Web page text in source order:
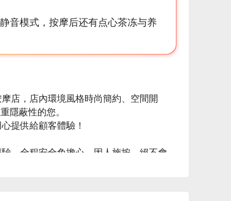
音模式，按摩后还有点心茶冻与养
店，店內環境風格時尚簡約、空間開
隱蔽性的您。
提供給顧客體驗！
，全程安全免擔心，因人施按，絕不會